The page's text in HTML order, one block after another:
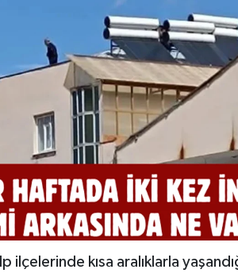
ilçelerinde kısa aralıklarla